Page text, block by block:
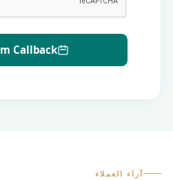
Callback
آراء العملاء